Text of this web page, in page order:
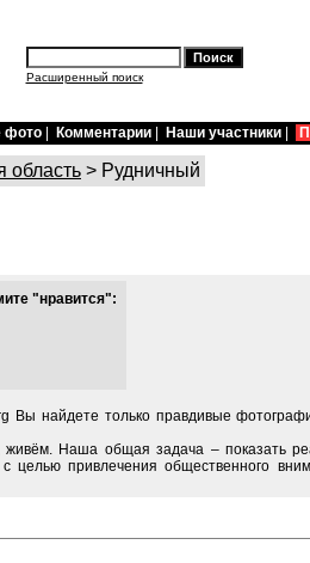
Расширенный поиск
фото Комментарии Наши участники
область > Рудничный
"нравится":
Вы найдете только правдивые
Наша общая задача – показать
целью привлечения общественного